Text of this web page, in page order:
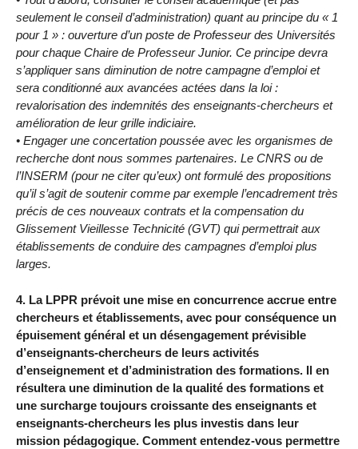
seulement le conseil d’administration) quant au principe du « 1
pour 1 » : ouverture d’un poste de Professeur des Universités
pour chaque Chaire de Professeur Junior. Ce principe devra
s’appliquer sans diminution de notre campagne d’emploi et
sera conditionné aux avancées actées dans la loi :
revalorisation des indemnités des enseignants-chercheurs et
amélioration de leur grille indiciaire.
• Engager une concertation poussée avec les organismes de
recherche dont nous sommes partenaires. Le CNRS ou de
l’INSERM (pour ne citer qu’eux) ont formulé des propositions
qu’il s’agit de soutenir comme par exemple l’encadrement très
précis de ces nouveaux contrats et la compensation du
Glissement Vieillesse Technicité (GVT) qui permettrait aux
établissements de conduire des campagnes d’emploi plus
larges.
4. La LPPR prévoit une mise en concurrence accrue entre
chercheurs et établissements, avec pour conséquence un
épuisement général et un désengagement prévisible
d’enseignants-chercheurs de leurs activités
d’enseignement et d’administration des formations. Il en
résultera une diminution de la qualité des formations et
une surcharge toujours croissante des enseignants et
enseignants-chercheurs les plus investis dans leur
mission pédagogique. Comment entendez-vous permettre